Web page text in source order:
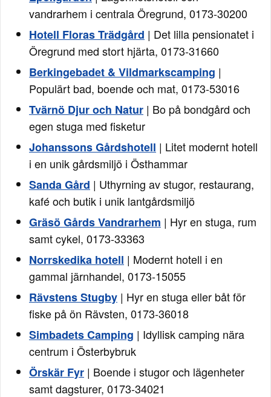
vandrarhem i centrala Öregrund, 0173-30200
Hotell Floras Trädgård | Det lilla pensionatet i
Öregrund med stort hjärta, 0173-31660
Berkingebadet & Vildmarkscamping |
Populärt bad, boende och mat, 0173-53016
Tvärnö Djur och Natur | Bo på bondgård och
egen stuga med fisketur
Johanssons Gårdshotell | Litet modernt hotell
i en unik gårdsmiljö i Östhammar
Sanda Gård | Uthyrning av stugor, restaurang,
kafé och butik i unik lantgårdsmiljö
Gräsö Gårds Vandrarhem | Hyr en stuga, rum
samt cykel, 0173-33363
Norrskedika hotell | Modernt hotell i en
gammal järnhandel, 0173-15055
Rävstens Stugby | Hyr en stuga eller båt för
fiske på ön Rävsten, 0173-36018
Simbadets Camping | Idyllisk camping nära
centrum i Österbybruk
Örskär Fyr | Boende i stugor och lägenheter
samt dagsturer, 0173-34021